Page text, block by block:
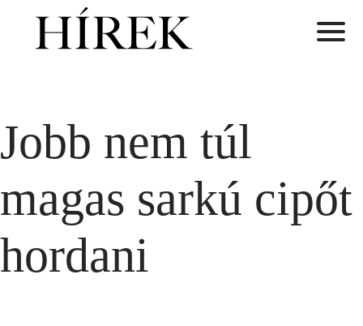
Jobb nem túl
magas sarkú cipőt
hordani